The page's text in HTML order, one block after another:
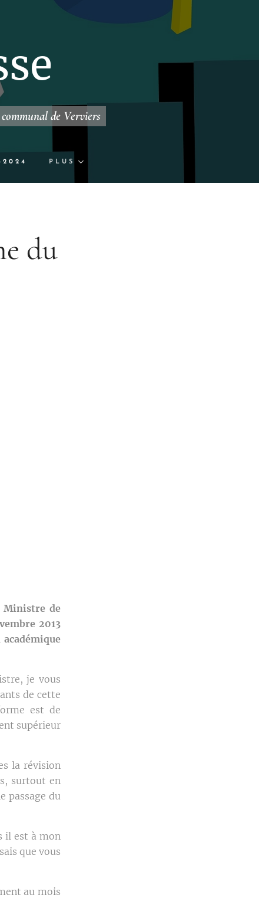
de Verviers
2024 PLUS
du
Ministre de
2013
je vous
de cette
est de
supérieur
la révision
surtout en
passage du
il est à mon
que vous
au mois